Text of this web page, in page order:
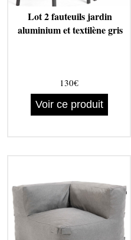
Lot 2 fauteuils jardin
aluminium et textilène gris
130€
Voir ce produit